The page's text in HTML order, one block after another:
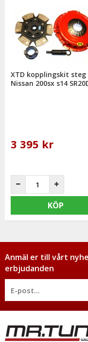
XTD kopplingskit steg
Nissan 200sx s14
3 395 kr
KÖP
Anmäl er till vårt
erbjudanden